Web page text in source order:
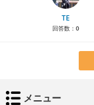
TE
回答数： 0
メニュー